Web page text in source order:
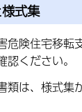
式集
危険住宅移転
ください。
類は、様式集